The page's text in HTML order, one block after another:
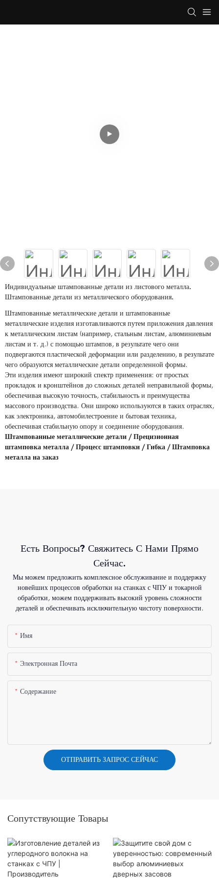
Индивидуальные штампованные детали из листового металла.
Штампованные детали из металлического оборудования.
Штампованные металлические детали и штампованные
металлические изделия изготавливаются путем приложения давления
к металлическим листам (например, стальным листам, алюминиевым
листам и т. д.) с помощью штампов, в результате чего они
подвергаются пластической деформации или разделению, в результате
чего образуются металлические детали определенной формы.
Эти изделия имеют широкий спектр применения: от простых
прокладок и кронштейнов до сложных деталей неправильной формы,
обеспечивая высокую точность, стабильность и преимущества
массового производства. Они широко используются в таких отраслях,
как электроника, автомобилестроение и бытовая техника,
обеспечивая стабильную опору и соединение оборудования.
Штампованные металлические детали / Прецизионная
штамповка металла / Процесс штамповки / Гибка / Штамповка
металла на заказ
Есть Вопросы? Свяжитесь С Нами Прямо
Сейчас.
Мы можем предложить комплексное обслуживание и поддержку
новейших процессов обработки на станках с ЧПУ и токарной
обработки, можем поддерживать высокий уровень сложности
деталей и обеспечивать исключительную чистоту поверхности.
Имя
Электронная Почта
Содержание
ОТПРАВИТЬ ЗАПРОС СЕЙЧАС
Сопутствующие Товары